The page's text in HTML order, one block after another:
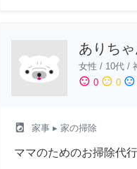
ありち
女性 / 10代/
sentiment_satisfied 0 sentiment_neutral 0 sentiment_dissatisfied
local_laundry_service 家事▸ 家の掃除
ママのためのお掃除代行